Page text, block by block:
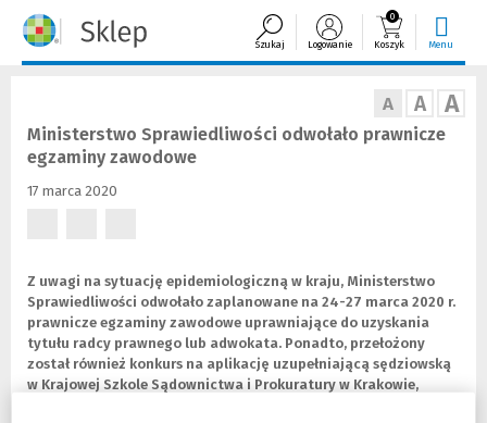
Szukaj Logowanie
0
Koszyk Menu
A A A
Ministerstwo Sprawiedliwości odwołało prawnicze
egzaminy zawodowe
17 marca 2020
Z uwagi na sytuację epidemiologiczną w kraju, Ministerstwo
Sprawiedliwości odwołało zaplanowane na 24-27 marca 2020 r.
prawnicze egzaminy zawodowe uprawniające do uzyskania
tytułu radcy prawnego lub adwokata. Ponadto, przełożony
został również konkurs na aplikację uzupełniającą sędziowską
w Krajowej Szkole Sądownictwa i Prokuratury w Krakowie,